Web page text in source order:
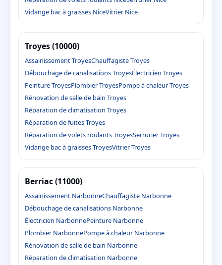
Vidange bac à graisses NiceVitrier Nice
Troyes (10000)
Assainissement TroyesChauffagiste Troyes
Débouchage de canalisations TroyesÉlectricien Troyes
Peinture TroyesPlombier TroyesPompe à chaleur Troyes
Rénovation de salle de bain Troyes
Réparation de climatisation Troyes
Réparation de fuites Troyes
Réparation de volets roulants TroyesSerrurier Troyes
Vidange bac à graisses TroyesVitrier Troyes
Berriac (11000)
Assainissement NarbonneChauffagiste Narbonne
Débouchage de canalisations Narbonne
Électricien NarbonnePeinture Narbonne
Plombier NarbonnePompe à chaleur Narbonne
Rénovation de salle de bain Narbonne
Réparation de climatisation Narbonne